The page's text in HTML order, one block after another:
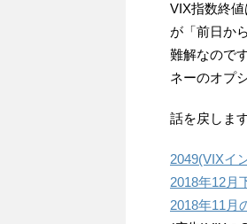
VIX指数終
が「前日か
難解なので
ネーのオプ
話を戻しま
2049(VIXイ
2018年12月
2018年11月